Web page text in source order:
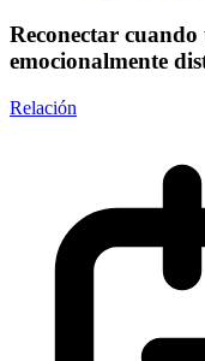
Reconectar cuando
emocionalmente
Relación